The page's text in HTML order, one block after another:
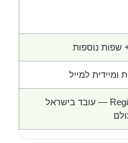
שפות נוספות
ומיידית למייל
Region Free — עובד בישראל